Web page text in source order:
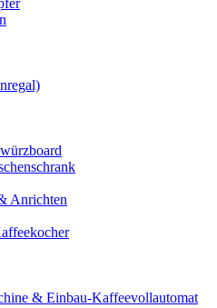
Anrichten
& Einbau-Kaffeevollautomat